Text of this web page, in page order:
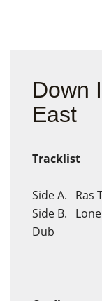
Down
East
Tracklist
Side A. Ras
Side B.
Dub